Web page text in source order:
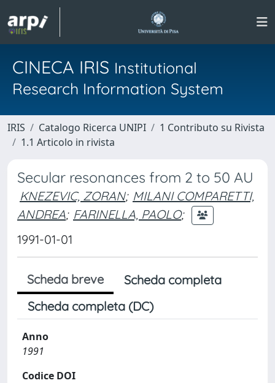
CINECA IRIS Institutional
Research Information System
IRIS Catalogo Ricerca UNIPI
1 Contributo su Rivista
1.1 Articolo in rivista
Secular resonances from 2 to 50 AU
KNEZEVIC, ZORAN; MILANI COMPARETTI,
ANDREA; FARINELLA, PAOLO;
1991-01-01
Scheda breve
Scheda completa
Scheda completa (DC)
Anno
1991
Codice DOI